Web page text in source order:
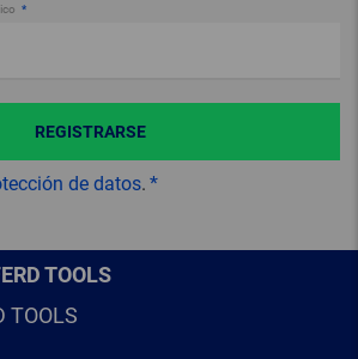
de datos.
REGISTRARSE
TOOLS
TOOLS